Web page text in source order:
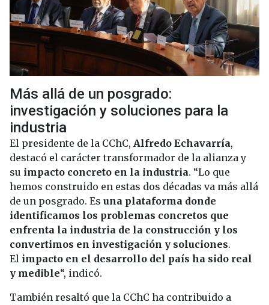
Más allá de un posgrado:
investigación y soluciones para la
industria
El presidente de la CChC, Alfredo Echavarría,
destacó el carácter transformador de la alianza y
su impacto concreto en la industria. “Lo que
hemos construido en estas dos décadas va más allá
de un posgrado. Es una plataforma donde
identificamos los problemas concretos que
enfrenta la industria de la construcción y los
convertimos en investigación y soluciones.
El impacto en el desarrollo del país ha sido real
y medible“, indicó.
También resaltó que la CChC ha contribuido a